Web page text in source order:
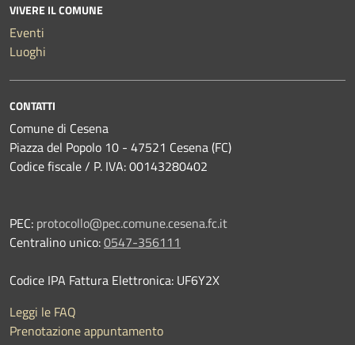
VIVERE IL COMUNE
Eventi
Luoghi
CONTATTI
Comune di Cesena
Piazza del Popolo 10 - 47521 Cesena (FC)
Codice fiscale / P. IVA: 00143280402
PEC: protocollo@pec.comune.cesena.fc.it
Centralino unico:0547-356111
Codice IPA Fattura Elettronica: UF6Y2X
Leggi le FAQ
Prenotazione appuntamento